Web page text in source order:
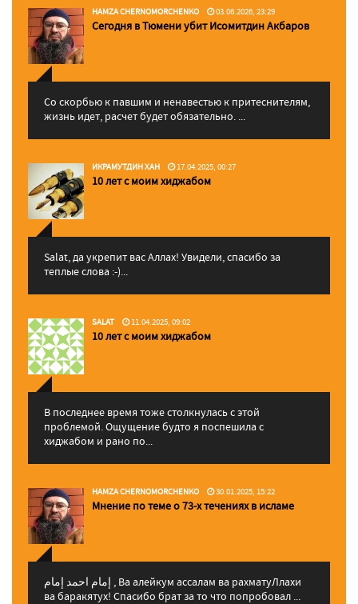
HAMZA CHERNOMORCHENKO 03.06.2026, 23:29
Сегодня в Тюмени убит Исомитдин Акбаров
Со скорбью к павшим и ненавестью к притеснителям,
жизнь идет, расчет будет обязательно. ...
ИКРАМУТДИН ХАН 17.04.2025, 00:27
10 лет с моим хиджабом
Salat, да укрепит вас Аллаx! Увидели, спасибо за
теплые слова :-)...
SALAT 11.04.2025, 09:02
10 лет с моим хиджабом
В последнее время тоже столкнулась с этой
проблемой. Ощущение будто я поспешила с
хиджабом и рано по...
HAMZA CHERNOMORCHENKO 30.01.2025, 15:22
Мнение по теме о 73-х течениях в исламе
إمام احمد إمام , Ва алейкум ассалам ва рахматуЛлахи
ва баракятух! Спасибо брат за то что попробовал ...